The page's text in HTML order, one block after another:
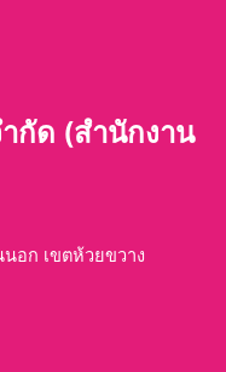
กัด (สำนักงาน
อก เขตห้วยขวาง